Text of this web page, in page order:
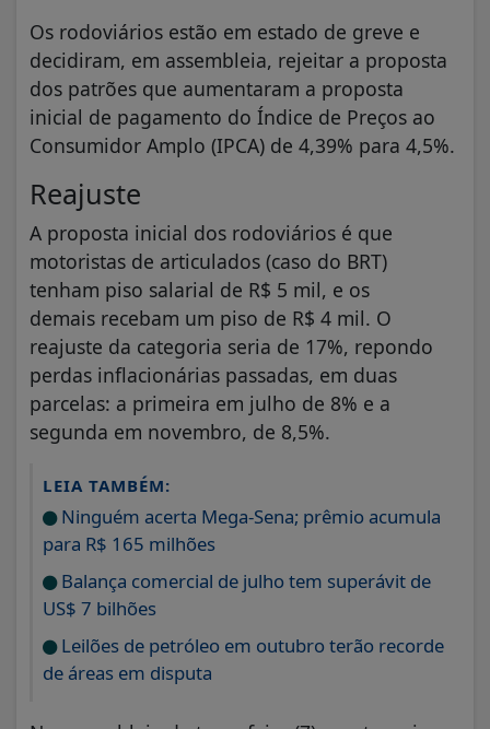
Os rodoviários estão em estado de greve e
decidiram, em assembleia, rejeitar a proposta
dos patrões que aumentaram a proposta
inicial de pagamento do Índice de Preços ao
Consumidor Amplo (IPCA) de 4,39% para 4,5%.
Reajuste
A proposta inicial dos rodoviários é que
motoristas de articulados (caso do BRT)
tenham piso salarial de R$ 5 mil, e os
demais recebam um piso de R$ 4 mil. O
reajuste da categoria seria de 17%, repondo
perdas inflacionárias passadas, em duas
parcelas: a primeira em julho de 8% e a
segunda em novembro, de 8,5%.
LEIA TAMBÉM:
Ninguém acerta Mega-Sena; prêmio acumula
para R$ 165 milhões
Balança comercial de julho tem superávit de
US$ 7 bilhões
Leilões de petróleo em outubro terão recorde
de áreas em disputa